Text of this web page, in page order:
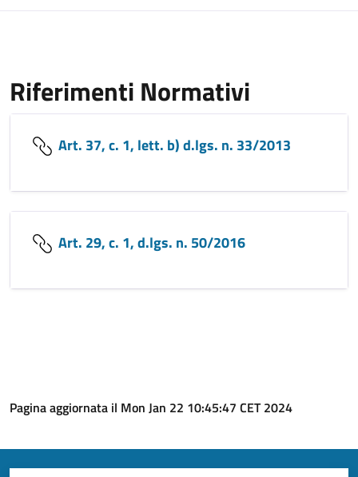
Riferimenti Normativi
Art. 37, c. 1, lett. b) d.lgs. n. 33/2013
Art. 29, c. 1, d.lgs. n. 50/2016
Pagina aggiornata il Mon Jan 22 10:45:47 CET 2024